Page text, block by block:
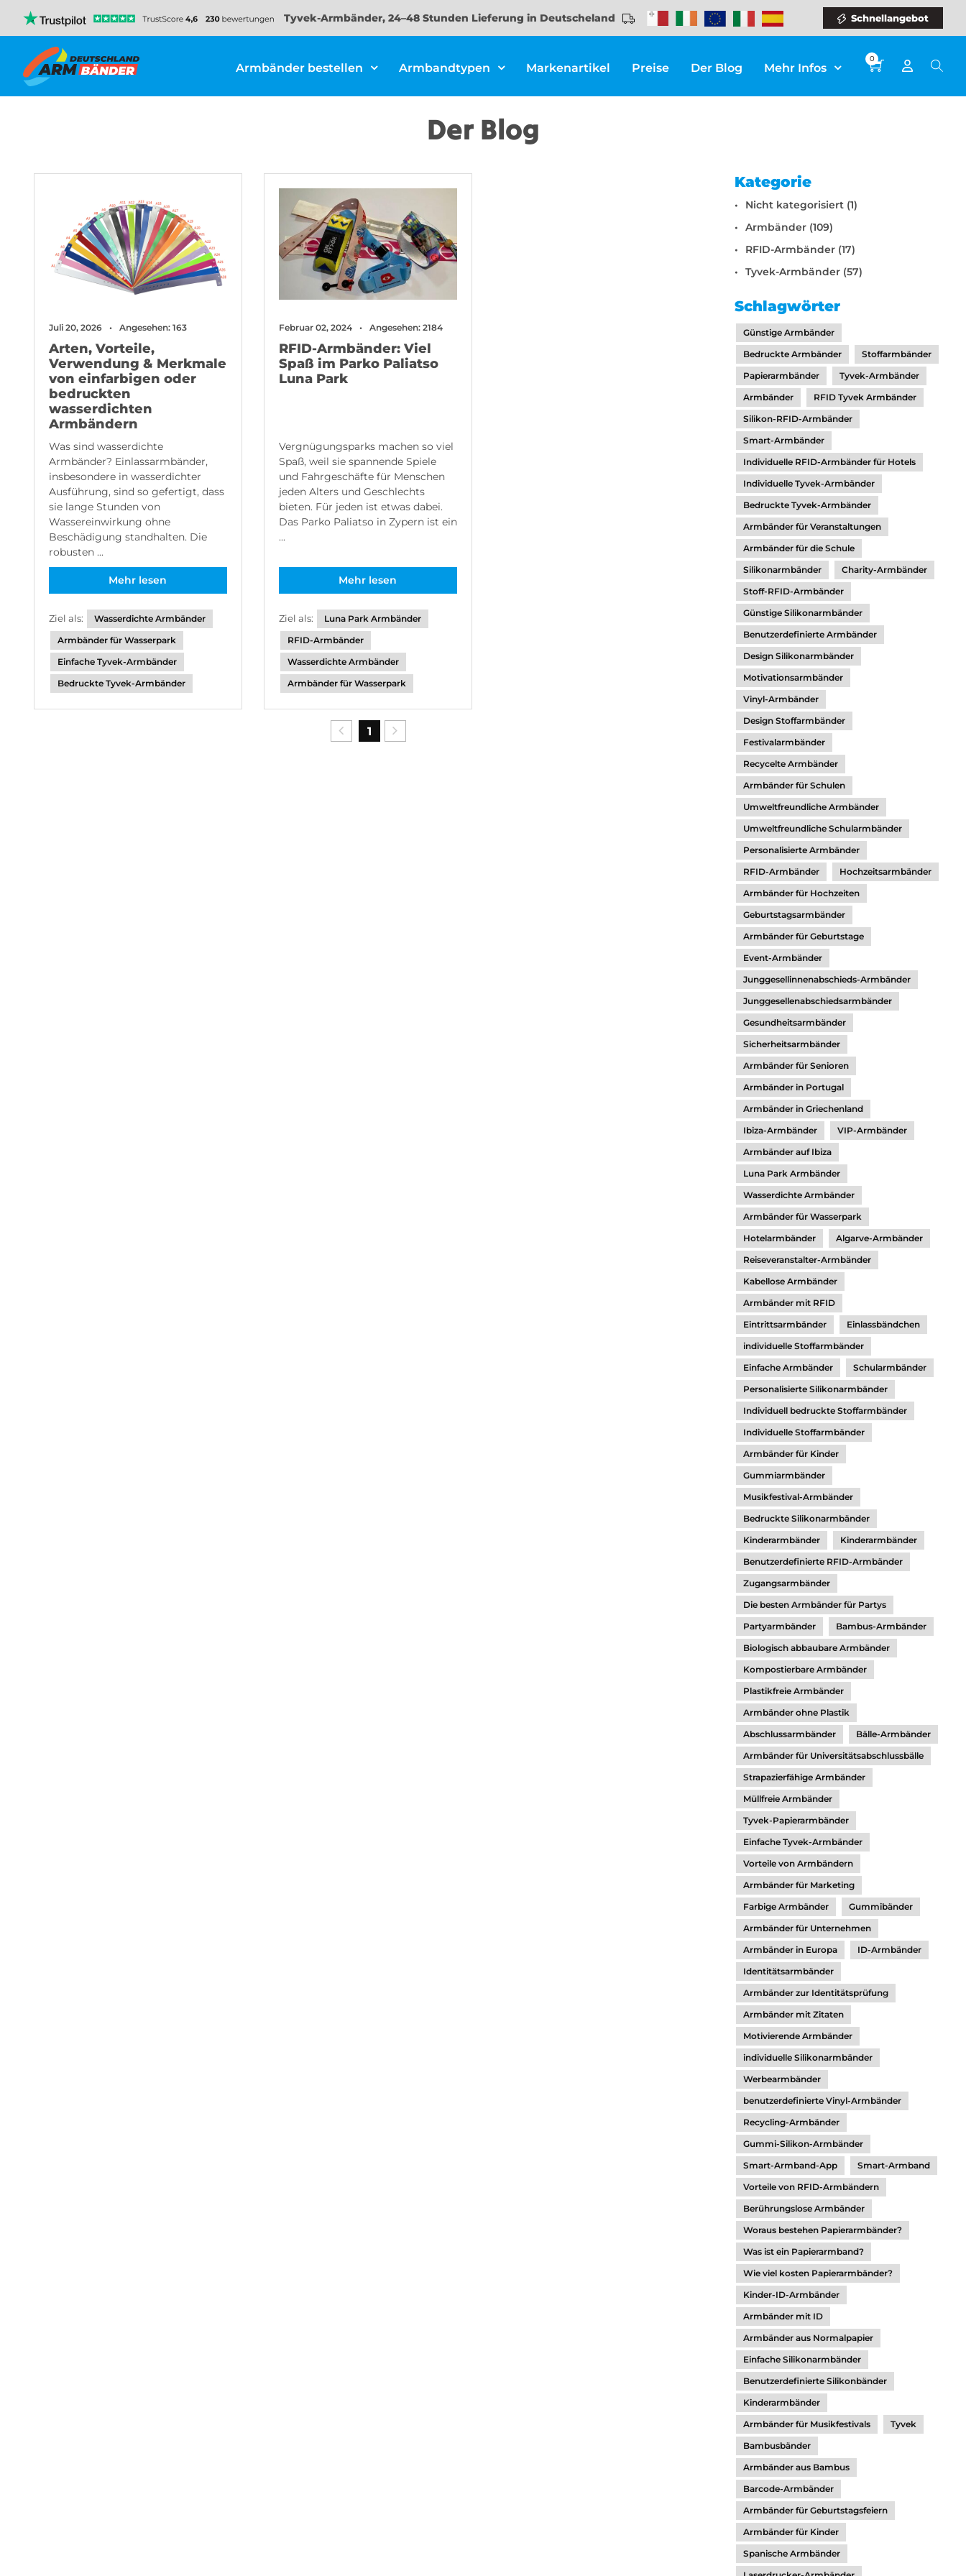
Tyvek-Armbänder, 24–48 Stunden Lieferung in Deutscheland Schnellangebot
Armbänder bestellen Armbandtypen Markenartikel Preise Der Blog Mehr Infos
0
Der Blog
Juli 20, 2026 Angesehen: 163
Arten, Vorteile,
Verwendung & Merkmale
von einfarbigen oder
bedruckten
wasserdichten
Armbändern
Was sind wasserdichte
Armbänder? Einlassarmbänder,
insbesondere in wasserdichter
Ausführung, sind so gefertigt, dass
sie lange Stunden von
Wassereinwirkung ohne
Beschädigung standhalten. Die
robusten ...
Mehr lesen
Ziel als:
Wasserdichte Armbänder
Armbänder für Wasserpark
Einfache Tyvek-Armbänder
Bedruckte Tyvek-Armbänder
Februar 02, 2024 Angesehen: 2184
RFID-Armbänder: Viel
Spaß im Parko Paliatso
Luna Park
Vergnügungsparks machen so viel
Spaß, weil sie spannende Spiele
und Fahrgeschäfte für Menschen
jeden Alters und Geschlechts
bieten. Für jeden ist etwas dabei.
Das Parko Paliatso in Zypern ist ein
...
Mehr lesen
Ziel als:
Luna Park Armbänder
RFID-Armbänder
Wasserdichte Armbänder
Armbänder für Wasserpark
1
Kategorie
Nicht kategorisiert (1)
Armbänder (109)
RFID-Armbänder (17)
Tyvek-Armbänder (57)
Schlagwörter
Günstige Armbänder
Bedruckte Armbänder
Stoffarmbänder
Papierarmbänder
Tyvek-Armbänder
Armbänder
RFID Tyvek Armbänder
Silikon-RFID-Armbänder
Smart-Armbänder
Individuelle RFID-Armbänder für Hotels
Individuelle Tyvek-Armbänder
Bedruckte Tyvek-Armbänder
Armbänder für Veranstaltungen
Armbänder für die Schule
Silikonarmbänder
Charity-Armbänder
Stoff-RFID-Armbänder
Günstige Silikonarmbänder
Benutzerdefinierte Armbänder
Design Silikonarmbänder
Motivationsarmbänder
Vinyl-Armbänder
Design Stoffarmbänder
Festivalarmbänder
Recycelte Armbänder
Armbänder für Schulen
Umweltfreundliche Armbänder
Umweltfreundliche Schularmbänder
Personalisierte Armbänder
RFID-Armbänder
Hochzeitsarmbänder
Armbänder für Hochzeiten
Geburtstagsarmbänder
Armbänder für Geburtstage
Event-Armbänder
Junggesellinnenabschieds-Armbänder
Junggesellenabschiedsarmbänder
Gesundheitsarmbänder
Sicherheitsarmbänder
Armbänder für Senioren
Armbänder in Portugal
Armbänder in Griechenland
Ibiza-Armbänder
VIP-Armbänder
Armbänder auf Ibiza
Luna Park Armbänder
Wasserdichte Armbänder
Armbänder für Wasserpark
Hotelarmbänder
Algarve-Armbänder
Reiseveranstalter-Armbänder
Kabellose Armbänder
Armbänder mit RFID
Eintrittsarmbänder
Einlassbändchen
individuelle Stoffarmbänder
Einfache Armbänder
Schularmbänder
Personalisierte Silikonarmbänder
Individuell bedruckte Stoffarmbänder
Individuelle Stoffarmbänder
Armbänder für Kinder
Gummiarmbänder
Musikfestival-Armbänder
Bedruckte Silikonarmbänder
Kinderarmbänder
Kinderarmbänder
Benutzerdefinierte RFID-Armbänder
Zugangsarmbänder
Die besten Armbänder für Partys
Partyarmbänder
Bambus-Armbänder
Biologisch abbaubare Armbänder
Kompostierbare Armbänder
Plastikfreie Armbänder
Armbänder ohne Plastik
Abschlussarmbänder
Bälle-Armbänder
Armbänder für Universitätsabschlussbälle
Strapazierfähige Armbänder
Müllfreie Armbänder
Tyvek-Papierarmbänder
Einfache Tyvek-Armbänder
Vorteile von Armbändern
Armbänder für Marketing
Farbige Armbänder
Gummibänder
Armbänder für Unternehmen
Armbänder in Europa
ID-Armbänder
Identitätsarmbänder
Armbänder zur Identitätsprüfung
Armbänder mit Zitaten
Motivierende Armbänder
individuelle Silikonarmbänder
Werbearmbänder
benutzerdefinierte Vinyl-Armbänder
Recycling-Armbänder
Gummi-Silikon-Armbänder
Smart-Armband-App
Smart-Armband
Vorteile von RFID-Armbändern
Berührungslose Armbänder
Woraus bestehen Papierarmbänder?
Was ist ein Papierarmband?
Wie viel kosten Papierarmbänder?
Kinder-ID-Armbänder
Armbänder mit ID
Armbänder aus Normalpapier
Einfache Silikonarmbänder
Benutzerdefinierte Silikonbänder
Kinderarmbänder
Armbänder für Musikfestivals
Tyvek
Bambusbänder
Armbänder aus Bambus
Barcode-Armbänder
Armbänder für Geburtstagsfeiern
Armbänder für Kinder
Spanische Armbänder